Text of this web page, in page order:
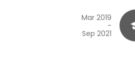
Mar 2019
-
Sep 2021